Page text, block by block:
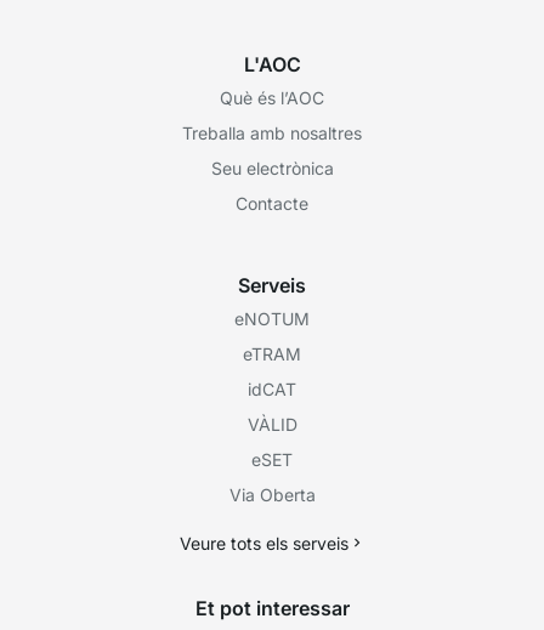
L'AOC
Què és l’AOC
Treballa amb nosaltres
Seu electrònica
Contacte
Serveis
eNOTUM
eTRAM
idCAT
VÀLID
eSET
Via Oberta
Veure tots els serveis
Et pot interessar